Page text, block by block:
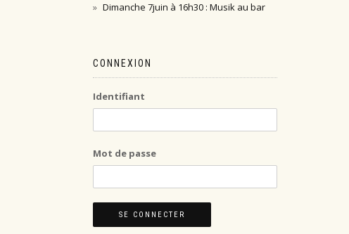
Dimanche 7juin à 16h30 : Musik au bar
CONNEXION
Identifiant
Mot de passe